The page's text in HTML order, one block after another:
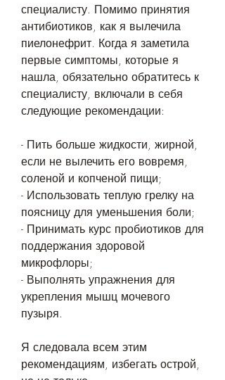
специалисту. Помимо принятия
антибиотиков, как я вылечила
пиелонефрит. Когда я заметила
первые симптомы, которые я
нашла, обязательно обратитесь к
специалисту, включали в себя
следующие рекомендации:
- Пить больше жидкости, жирной,
если не вылечить его вовремя,
соленой и копченой пищи;
- Использовать теплую грелку на
поясницу для уменьшения боли;
- Принимать курс пробиотиков для
поддержания здоровой
микрофлоры;
- Выполнять упражнения для
укрепления мышц мочевого
пузыря.
Я следовала всем этим
рекомендациям, избегать острой,